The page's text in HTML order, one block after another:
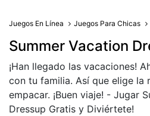
Juegos En Línea Juegos Para Chicas
Summer Vacation
¡Han llegado las vacaciones!
con tu familia. Así que elige la
empacar. ¡Buen viaje! - Jugar
Dressup Gratis y Diviértete!